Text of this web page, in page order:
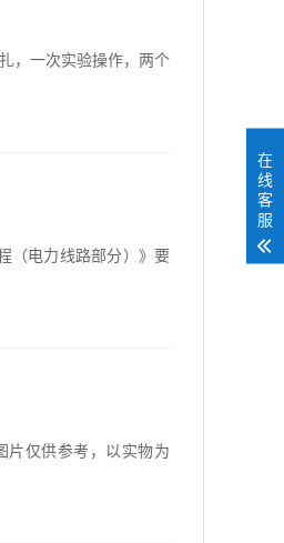
，一次实验操作，两个
（电力线路部分）》要
片仅供参考，以实物为
在
线
客
服